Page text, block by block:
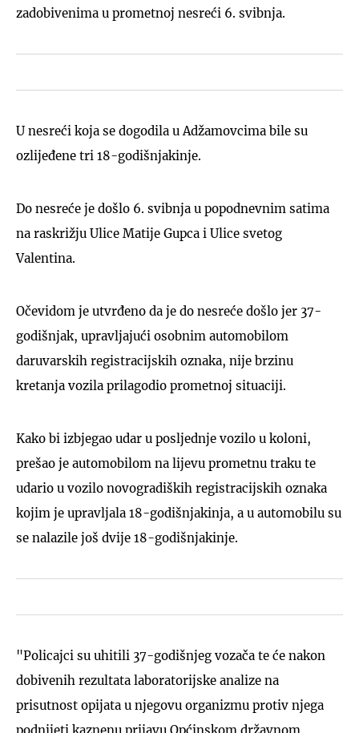
zadobivenima u prometnoj nesreći 6. svibnja.
U nesreći koja se dogodila u Adžamovcima bile su
ozlijeđene tri 18-godišnjakinje.
Do nesreće je došlo 6. svibnja u popodnevnim satima
na raskrižju Ulice Matije Gupca i Ulice svetog
Valentina.
Očevidom je utvrđeno da je do nesreće došlo jer 37-
godišnjak, upravljajući osobnim automobilom
daruvarskih registracijskih oznaka, nije brzinu
kretanja vozila prilagodio prometnoj situaciji.
Kako bi izbjegao udar u posljednje vozilo u koloni,
prešao je automobilom na lijevu prometnu traku te
udario u vozilo novogradiških registracijskih oznaka
kojim je upravljala 18-godišnjakinja, a u automobilu su
se nalazile još dvije 18-godišnjakinje.
"Policajci su uhitili 37-godišnjeg vozača te će nakon
dobivenih rezultata laboratorijske analize na
prisutnost opijata u njegovu organizmu protiv njega
podnijeti kaznenu prijavu Općinskom državnom